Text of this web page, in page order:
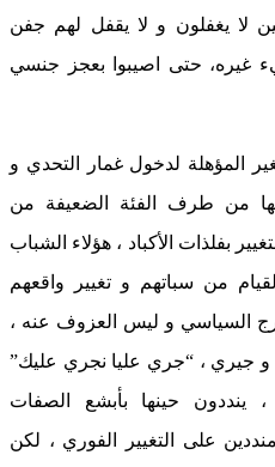
يغفلون و لا يقفل لهم جفن
غيره، حتى اصيبوا بعجز جنسي
المؤهلة لدخول غمار التحدي و
من طرف الفئة الضعيفة من
بفلذات الأكباد ، هؤلاء الشباب
من سباتهم و تغيير واقعهم
السياسي و ليس العزوف عنه ،
جيري ، “جري عليا نجري عليك”
ينددون حينها بأبشع الصفات
على التغيير الفوري ، لكن